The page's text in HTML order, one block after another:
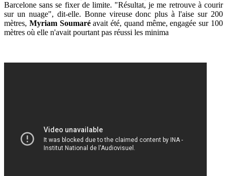
Barcelone sans se fixer de limite. "Résultat, je me retrouve à courir
sur un nuage", dit-elle. Bonne vireuse donc plus à l'aise sur 200
mètres, Myriam Soumaréavait été, quand même, engagée sur 100
mètres où elle n'avait pourtant pas réussi les minima